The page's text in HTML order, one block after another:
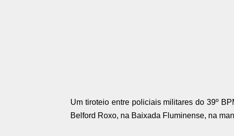
Um tiroteio entre policiais militares do 39º
Belford Roxo, na Baixada Fluminense, na